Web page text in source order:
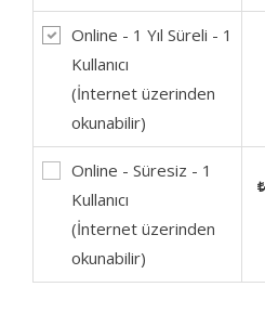
Online - 1 Yıl Süreli - 1
Kullanıcı
(İnternet üzerinden
okunabilir)
Online - Süresiz - 1
Kullanıcı
(İnternet üzerinden
okunabilir)